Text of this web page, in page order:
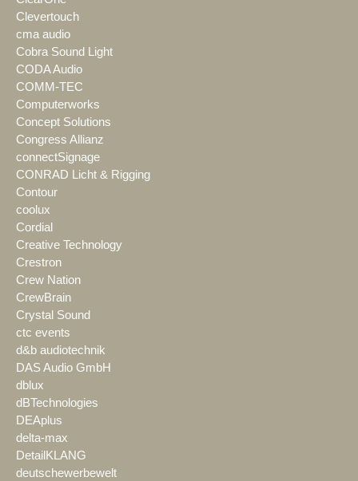
Clevertouch
cma audio
Cobra Sound Light
CODA Audio
COMM-TEC
Computerworks
Concept Solutions
Congress Allianz
connectSignage
CONRAD Licht & Rigging
Contour
coolux
Cordial
Creative Technology
Crestron
Crew Nation
CrewBrain
Crystal Sound
ctc events
d&b audiotechnik
DAS Audio GmbH
dblux
dBTechnologies
DEAplus
delta-max
DetailKLANG
deutschewerbewelt